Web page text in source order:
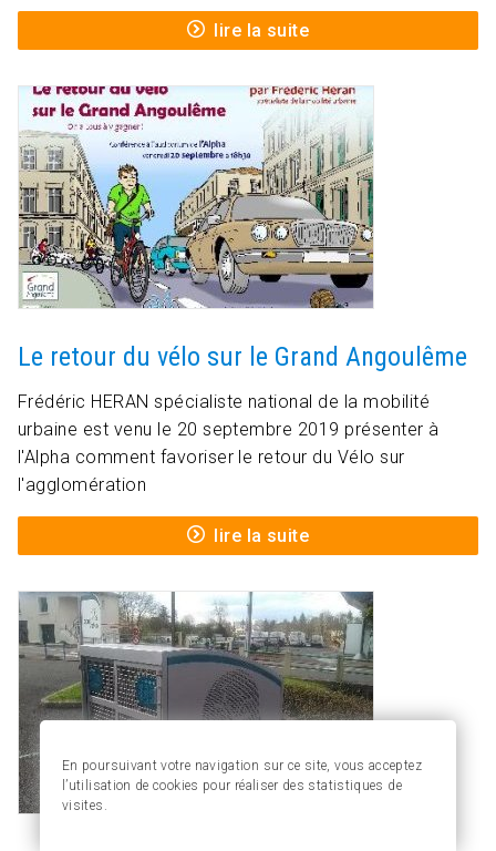
En poursuivant votre navigation sur ce site, vous acceptez
l’utilisation de cookies pour réaliser des statistiques de
visites.
lire la suite
Le retour du vélo sur le Grand Angoulême
Frédéric HERAN spécialiste national de la mobilité
urbaine est venu le 20 septembre 2019 présenter à
l'Alpha comment favoriser le retour du Vélo sur
l'agglomération
lire la suite